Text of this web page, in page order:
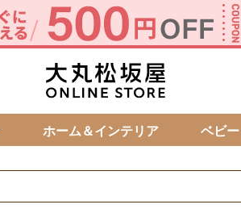
ホーム＆インテリア ベビ